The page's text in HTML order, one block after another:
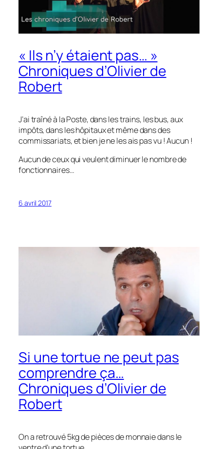
« Ils n’y étaient pas… »
Chroniques d’Olivier de
Robert
J’ai traîné à la Poste, dans les trains, les bus, aux
impôts, dans les hôpitaux et même dans des
commissariats, et bien je ne les ais pas vu ! Aucun !
Aucun de ceux qui veulent diminuer le nombre de
fonctionnaires…
6 avril 2017
Si une tortue ne peut pas
comprendre ça…
Chroniques d’Olivier de
Robert
On a retrouvé 5kg de pièces de monnaie dans le